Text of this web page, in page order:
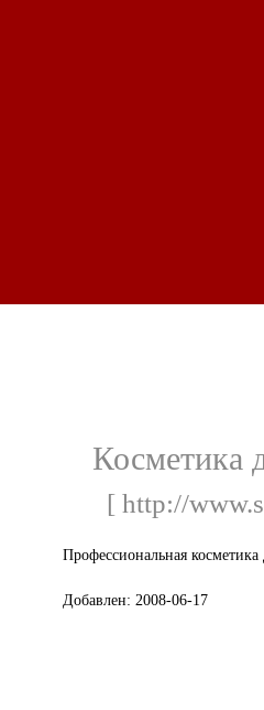
Косметика
[ http://
Профессиональная косметика
Добавлен: 2008-06-17